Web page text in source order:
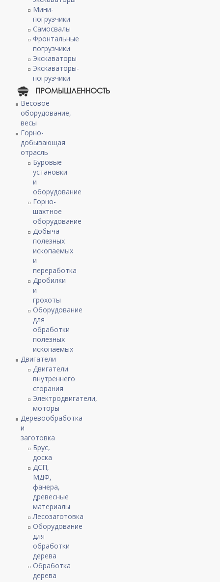
Мини-
погрузчики
Самосвалы
Фронтальные
погрузчики
Экскаваторы
Экскаваторы-
погрузчики
ПРОМЫШЛЕННОСТЬ
Весовое
оборудование,
весы
Горно-
добывающая
отрасль
Буровые
установки
и
оборудование
Горно-
шахтное
оборудование
Добыча
полезных
ископаемых
и
переработка
Дробилки
и
грохоты
Оборудование
для
обработки
полезных
ископаемых
Двигатели
Двигатели
внутреннего
сгорания
Электродвигатели,
моторы
Деревообработка
и
заготовка
Брус,
доска
ДСП,
МДФ,
фанера,
древесные
материалы
Лесозаготовка
Оборудование
для
обработки
дерева
Обработка
дерева